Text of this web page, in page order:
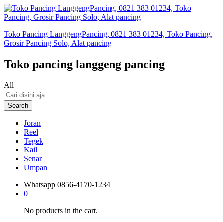
Toko Pancing LanggengPancing, 0821 383 01234, Toko Pancing,
Grosir Pancing Solo, Alat pancing
Toko pancing langgeng pancing
All
Search
Joran
Reel
Tegek
Kail
Senar
Umpan
Whatsapp 0856-4170-1234
0
No products in the cart.